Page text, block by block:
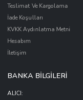
Teslimat Ve Kargolama
İade Koşulları
KVKK Aydınlatma Metni
Hesabım
İletişim
BANKA BİLGİLERİ
ALICI: